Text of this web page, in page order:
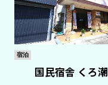
宿泊
国民宿舎 くろ潮